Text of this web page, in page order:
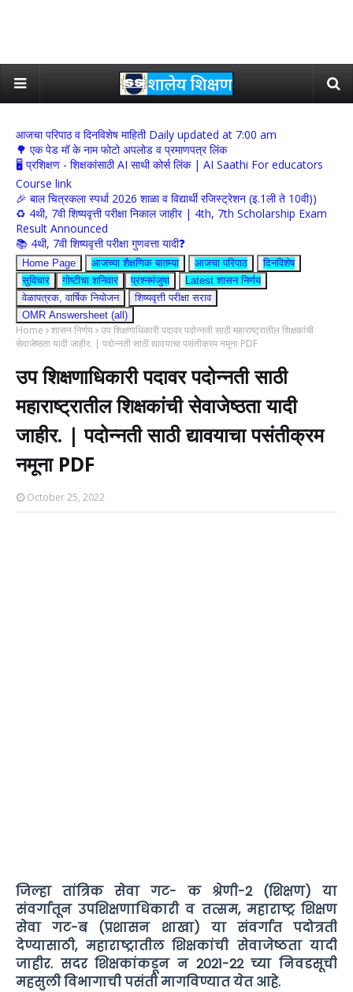
आजचा परिपाठ व दिनविशेष माहिती Daily updated at 7:00 am
🌳 एक पेड मॉ के नाम फोटो अपलोड व प्रमाणपत्र लिंक
🖥 प्रशिक्षण - शिक्षकांसाठी AI साथी कोर्स लिंक | AI Saathi For educators
Course link
🎉 बाल चित्रकला स्पर्धा 2026 शाळा व विद्यार्थी रजिस्ट्रेशन (इ.1ली ते 10वी))
♻️ 4थी, 7वी शिष्यवृत्ती परीक्षा निकाल जाहीर | 4th, 7th Scholarship Exam
Result Announced
📚 4थी, 7वी शिष्यवृत्ती परीक्षा गुणवत्ता यादी❓
Home Page आजच्या शैक्षणिक बातम्या आजचा परिपाठ
दिनविशेष
सुविचार
गोष्टीचा शनिवार प्रश्नमंजुषा
Latest शासन निर्णय
वेळापत्रक, वार्षिक नियोजन
शिष्यवृत्ती परीक्षा सराव
OMR Answersheet (all)
Home शासन निर्णय उप शिक्षणाधिकारी पदावर पदोन्नती साठी महाराष्ट्रातील शिक्षकांची
सेवाजेष्ठता यादी जाहीर. | पदोन्नती साठी द्यावयाचा पसंतीक्रम नमूना PDF
उप शिक्षणाधिकारी पदावर पदोन्नती साठी
महाराष्ट्रातील शिक्षकांची सेवाजेष्ठता यादी
जाहीर. | पदोन्नती साठी द्यावयाचा पसंतीक्रम
नमूना PDF
October 25, 2022
जिल्हा तांत्रिक सेवा गट- क श्रेणी-2 (शिक्षण) या
संवर्गातून उपशिक्षणाधिकारी व तत्सम, महाराष्ट्र शिक्षण
सेवा गट-ब (प्रशासन शाखा) या संवर्गात पदोत्रती
देण्यासाठी, महाराष्ट्रातील शिक्षकांची सेवाजेष्ठता यादी
जाहीर. सदर शिक्षकांकडून न 2021-22 च्या निवडसूची
महसुली विभागाची पसंती मागविण्यात येत आहे.